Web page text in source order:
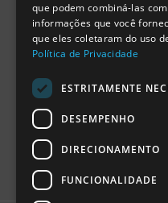
que podem combiná-las
informações que você
que eles coletaram do uso
Política de Privacidade
ESTRITAMENTE
DESEMPENHO
DIRECIONAMENTO
FUNCIONALIDADE